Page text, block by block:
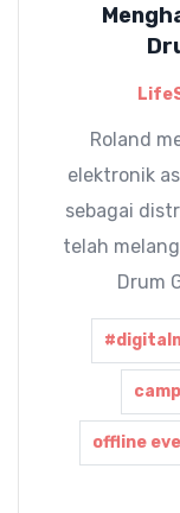
Roland
elektronik
sebagai
telah
Drum
offline